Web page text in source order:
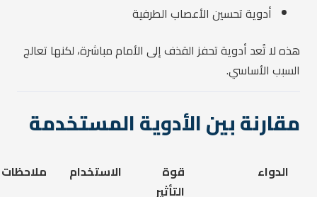
أدوية تحسين الأعصاب الطرفية
هذه لا تُعد أدوية تحفز القذف إلى الأمام مباشرة، لكنها تعالج
السبب الأساسي.
مقارنة بين الأدوية المستخدمة
الدواء
قوة
التأثير
الاستخدام ملاحظات